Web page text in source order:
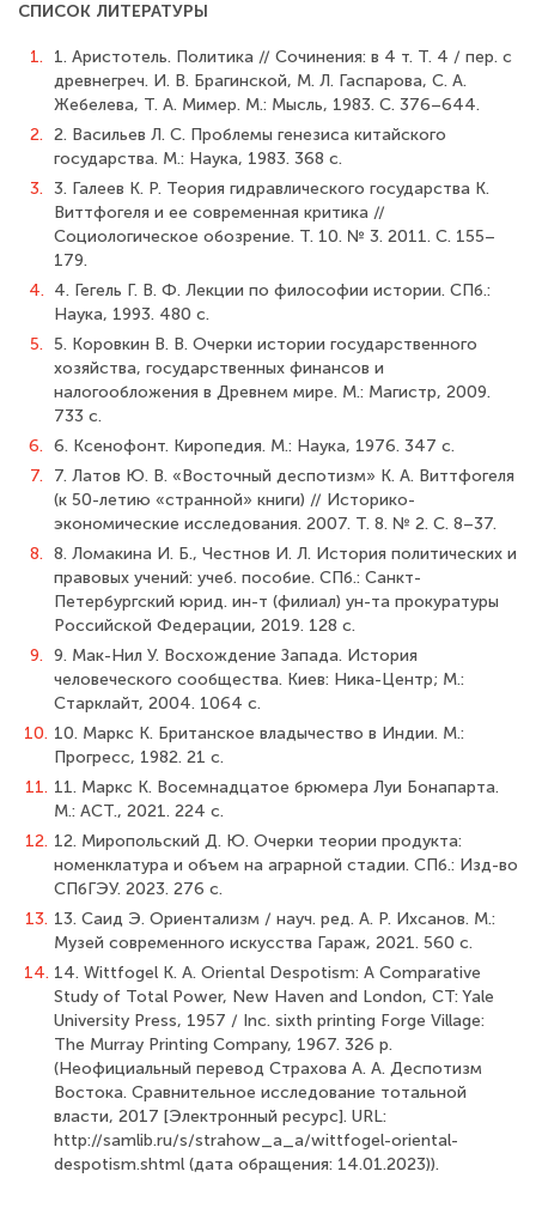
СПИСОК ЛИТЕРАТУРЫ
1.
1. Аристотель. Политика // Сочинения: в 4 т. Т. 4 / пер. с
древнегреч. И. В. Брагинской, М. Л. Гаспарова, С. А.
Жебелева, Т. А. Мимер. М.: Мысль, 1983. С. 376–644.
2. 2. Васильев Л. С. Проблемы генезиса китайского
государства. М.: Наука, 1983. 368 с.
3. 3. Галеев К. Р. Теория гидравлического государства К.
Виттфогеля и ее современная критика //
Cоциологическое обозрение. Т. 10. № 3. 2011. С. 155–
179.
4. 4. Гегель Г. В. Ф. Лекции по философии истории. СПб.:
Наука, 1993. 480 с.
5. 5. Коровкин В. В. Очерки истории государственного
хозяйства, государственных финансов и
налогообложения в Древнем мире. М.: Магистр, 2009.
733 с.
6. 6. Ксенофонт. Киропедия. М.: Наука, 1976. 347 с.
7.
7. Латов Ю. В. «Восточный деспотизм» К. А. Виттфогеля
(к 50-летию «странной» книги) // Историко-
экономические исследования. 2007. Т. 8. № 2. С. 8–37.
8. 8. Ломакина И. Б., Честнов И. Л. История политических и
правовых учений: учеб. пособие. СПб.: Санкт-
Петербургский юрид. ин-т (филиал) ун-та прокуратуры
Российской Федерации, 2019. 128 с.
9. 9. Мак-Нил У. Восхождение Запада. История
человеческого сообщества. Киев: Ника-Центр; М.:
Старклайт, 2004. 1064 с.
10. 10. Маркс К. Британское владычество в Индии. М.:
Прогресс, 1982. 21 с.
11. 11. Маркс К. Восемнадцатое брюмера Луи Бонапарта.
М.: АСТ., 2021. 224 с.
12. 12. Миропольский Д. Ю. Очерки теории продукта:
номенклатура и объем на аграрной стадии. СПб.: Изд-во
СПбГЭУ. 2023. 276 с.
13. 13. Саид Э. Ориентализм / науч. ред. А. Р. Ихсанов. М.:
Музей современного искусства Гараж, 2021. 560 с.
14. 14. Wittfogel K. A. Oriental Despotism: A Comparative
Study of Total Power, New Haven and London, CT: Yale
University Press, 1957 / Inc. sixth printing Forge Village:
The Murray Printing Company, 1967. 326 р.
(Неофициальный перевод Страхова А. А. Деспотизм
Востока. Сравнительное исследование тотальной
власти, 2017 [Электронный ресурс]. URL:
http://samlib.ru/s/strahow_a_a/wittfogel-oriental-
despotism.shtml (дата обращения: 14.01.2023)).